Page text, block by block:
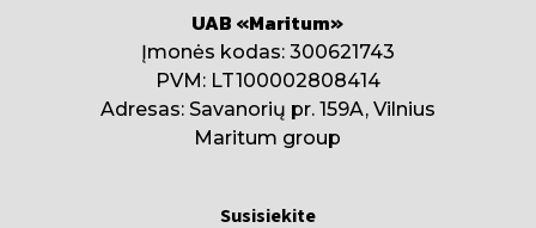
UAB «Maritum»
Įmonės kodas: 300621743
PVM: LT100002808414
Adresas: Savanorių pr. 159A, Vilnius
Maritum group
Susisiekite